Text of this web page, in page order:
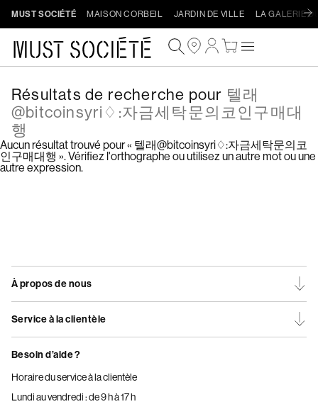
MUST SOCIÉTÉ MAISON CORBEIL JARDIN DE VILLE LA GALERIE
Connexion
Panier
Résultats de recherche pour 텔래
@bitcoinsyri♢:자금세탁문의코인구매대
행
Aucun résultat trouvé pour « 텔래@bitcoinsyri♢:자금세탁문의코
인구매대행 ». Vérifiez l'orthographe ou utilisez un autre mot ou une
autre expression.
À propos de nous
Service à la clientèle
Besoin d’aide ?
Horaire du service à la clientèle
Lundi au vendredi : de 9 h à 17 h